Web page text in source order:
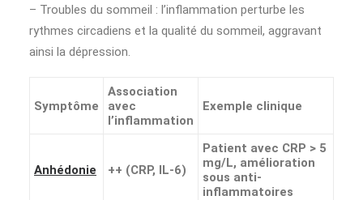
– Troubles du sommeil : l’inflammation perturbe les
rythmes circadiens et la qualité du sommeil, aggravant
ainsi la dépression.
Symptôme
Association
avec
l’inflammation
Exemple clinique
Anhédonie ++ (CRP, IL-6)
Patient avec CRP > 5
mg/L, amélioration
sous anti-
inflammatoires